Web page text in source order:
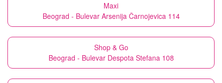
Maxi
Beograd - Bulevar Arsenija Čarnojevica 114
Shop & Go
Beograd - Bulevar Despota Stefana 108